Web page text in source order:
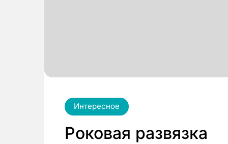
Интересное
Роковая развязка